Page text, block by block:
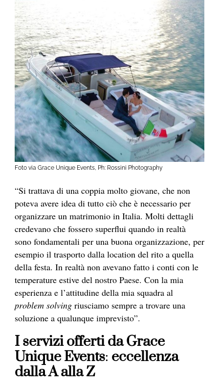
Foto via Grace Unique Events, Ph: Rossini Photography
“Si trattava di una coppia molto giovane, che non
poteva avere idea di tutto ciò che è necessario per
organizzare un matrimonio in Italia. Molti dettagli
credevano che fossero superflui quando in realtà
sono fondamentali per una buona organizzazione, per
esempio il trasporto dalla location del rito a quella
della festa. In realtà non avevano fatto i conti con le
temperature estive del nostro Paese. Con la mia
esperienza e l’attitudine della mia squadra al
problem solving riusciamo sempre a trovare una
soluzione a qualunque imprevisto”.
I servizi offerti da Grace
Unique Events: eccellenza
dalla A alla Z